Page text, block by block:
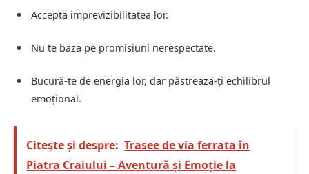
Acceptă imprevizibilitatea lor.
Nu te baza pe promisiuni nerespectate.
Bucură-te de energia lor, dar păstrează-ți echilibrul
emoțional.
Citește și despre: Trasee de via ferrata în
Piatra Craiului – Aventură și Emoție la